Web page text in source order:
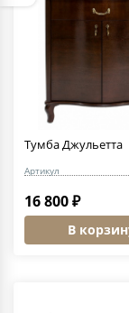
Тумба Джульетта
Артикул
16 800 ₽
В